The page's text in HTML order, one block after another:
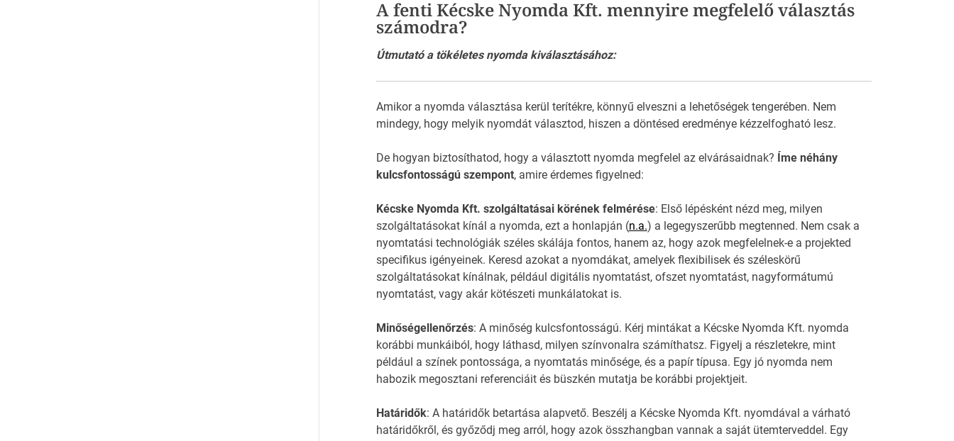
A fenti Kécske Nyomda Kft. mennyire megfelelő választás
számodra?
Útmutató a tökéletes nyomda kiválasztásához:
Amikor a nyomda választása kerül terítékre, könnyű elveszni a lehetőségek tengerében. Nem
mindegy, hogy melyik nyomdát választod, hiszen a döntésed eredménye kézzelfogható lesz.
De hogyan biztosíthatod, hogy a választott nyomda megfelel az elvárásaidnak? Íme néhány
kulcsfontosságú szempont, amire érdemes figyelned:
Kécske Nyomda Kft. szolgáltatásai körének felmérése: Első lépésként nézd meg, milyen
szolgáltatásokat kínál a nyomda, ezt a honlapján (n.a.) a legegyszerűbb megtenned. Nem csak a
nyomtatási technológiák széles skálája fontos, hanem az, hogy azok megfelelnek-e a projekted
specifikus igényeinek. Keresd azokat a nyomdákat, amelyek flexibilisek és széleskörű
szolgáltatásokat kínálnak, például digitális nyomtatást, ofszet nyomtatást, nagyformátumú
nyomtatást, vagy akár kötészeti munkálatokat is.
Minőségellenőrzés: A minőség kulcsfontosságú. Kérj mintákat a Kécske Nyomda Kft. nyomda
korábbi munkáiból, hogy láthasd, milyen színvonalra számíthatsz. Figyelj a részletekre, mint
például a színek pontossága, a nyomtatás minősége, és a papír típusa. Egy jó nyomda nem
habozik megosztani referenciáit és büszkén mutatja be korábbi projektjeit.
Határidők: A határidők betartása alapvető. Beszélj a Kécske Nyomda Kft. nyomdával a várható
határidőkről, és győződj meg arról, hogy azok összhangban vannak a saját ütemterveddel. Egy